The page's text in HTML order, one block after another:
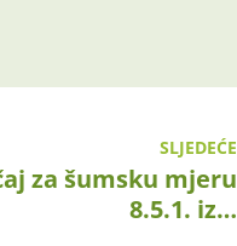
SLJEDEĆE
za šumsku mjeru
8.5.1. iz…